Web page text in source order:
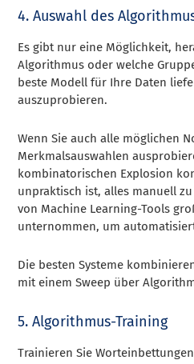
4. Auswahl des
Es gibt nur eine Möglichkeit,
Algorithmus oder welche
beste Modell für Ihre Daten
auszuprobieren.
Wenn Sie auch alle möglichen
Merkmalsauswahlen
kombinatorischen Explosion
unpraktisch ist, alles manuell
von Machine Learning-Tools
unternommen, um
Die besten Systeme
mit einem Sweep über
5. Algorithmus-Training
Trainieren Sie